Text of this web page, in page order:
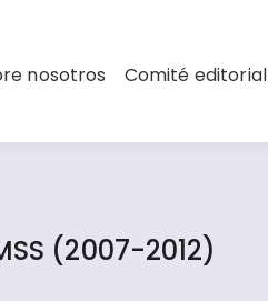
nosotros Comité editorial
(2007-2012)